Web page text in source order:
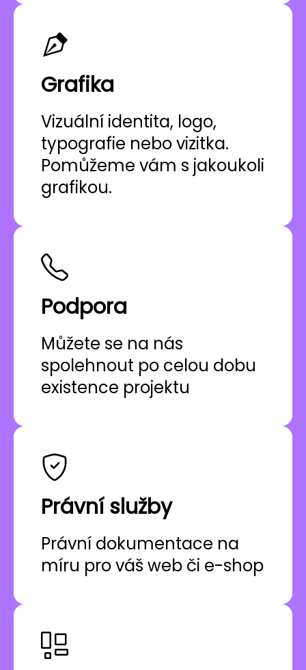
Grafika
Vizuální identita, logo,
typografie nebo vizitka.
Pomůžeme vám s jakoukoli
grafikou.
Podpora
Můžete se na nás
spolehnout po celou dobu
existence projektu
Právní služby
Právní dokumentace na
míru pro váš web či e-shop